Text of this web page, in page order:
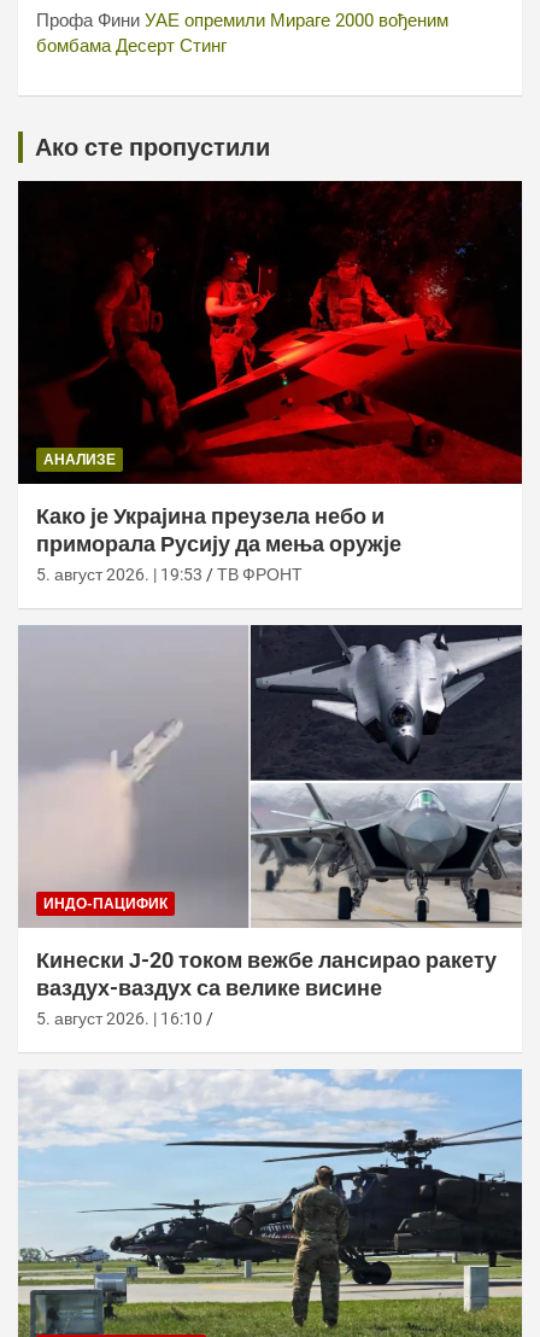
Профа Фини УАЕ опремили Мираге 2000 вођеним
бомбама Десерт Стинг
Ако сте пропустили
АНАЛИЗЕ
Како је Украјина преузела небо и
приморала Русију да мења оружје
5. август 2026. | 19:53 ТВ ФРОНТ
ИНДО-ПАЦИФИК
Кинески Ј-20 током вежбе лансирао ракету
ваздух-ваздух са велике висине
5. август 2026. | 16:10